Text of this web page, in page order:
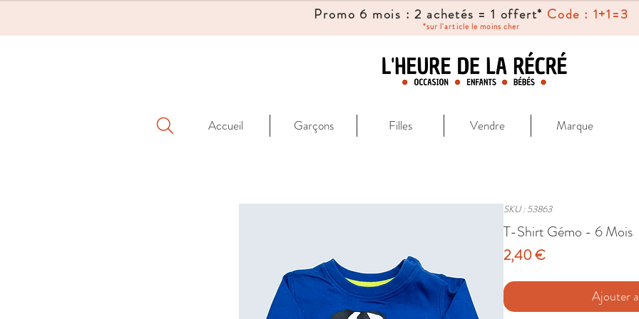
Promo 6 mois : 2 achetés = 1 offert* Code : 1+1=3
*sur l'article le moins cher
Accueil Garçons Filles Vendre Marque
SKU : 53863
T-Shirt Gémo - 6 Mois
2,40 €Prix
Ajouter